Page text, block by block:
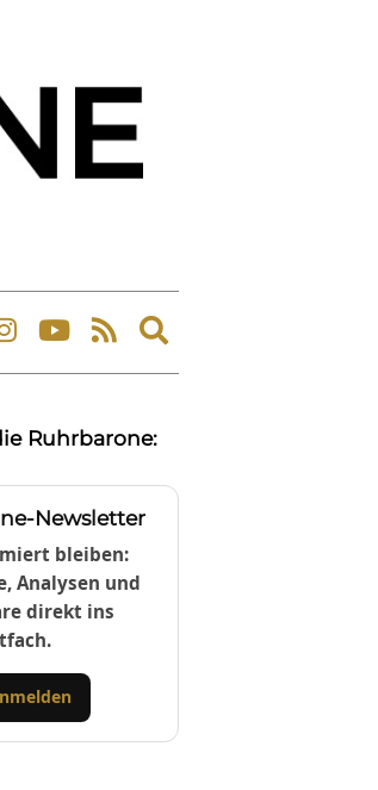
Expand
search
Ruhrbarone:
Newsletter
bleiben:
Analysen und
direkt ins